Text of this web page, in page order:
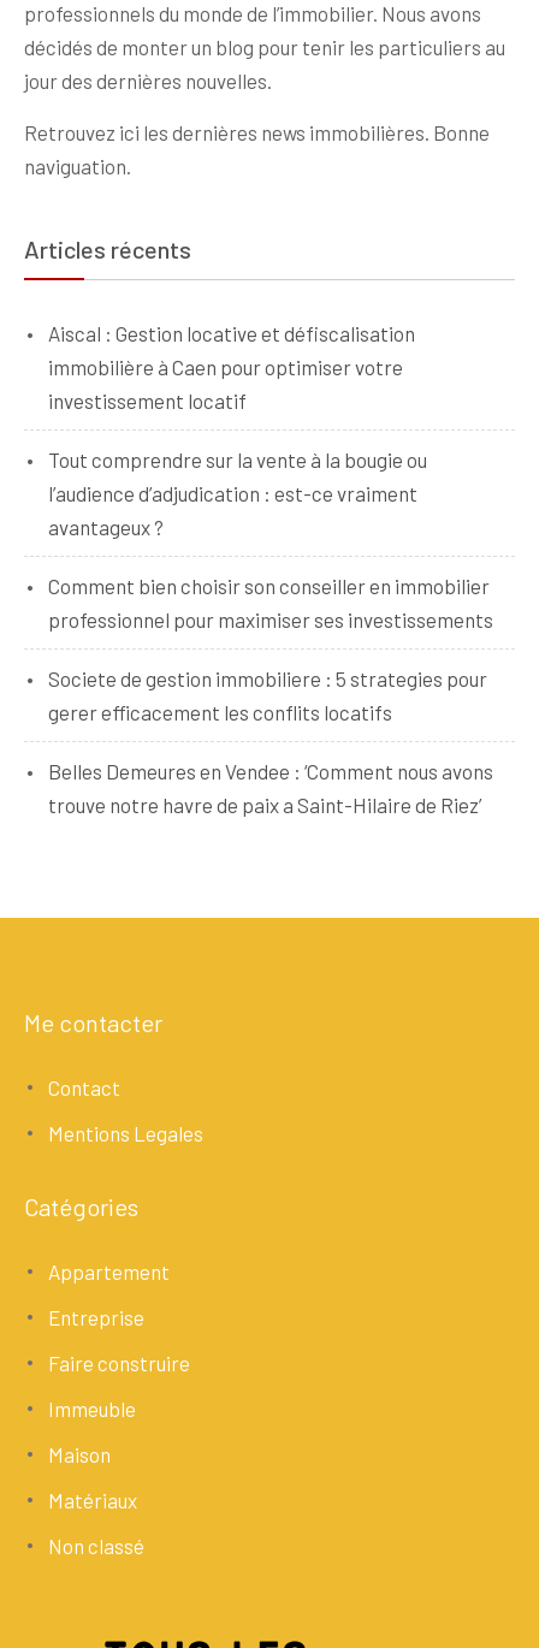
professionnels du monde de l’immobilier. Nous avons
décidés de monter un blog pour tenir les particuliers au
jour des dernières nouvelles.
Retrouvez ici les dernières news immobilières. Bonne
naviguation.
Articles récents
Aiscal : Gestion locative et défiscalisation
immobilière à Caen pour optimiser votre
investissement locatif
Tout comprendre sur la vente à la bougie ou
l’audience d’adjudication : est-ce vraiment
avantageux ?
Comment bien choisir son conseiller en immobilier
professionnel pour maximiser ses investissements
Societe de gestion immobiliere : 5 strategies pour
gerer efficacement les conflits locatifs
Belles Demeures en Vendee : ‘Comment nous avons
trouve notre havre de paix a Saint-Hilaire de Riez’
Me contacter
Contact
Mentions Legales
Catégories
Appartement
Entreprise
Faire construire
Immeuble
Maison
Matériaux
Non classé